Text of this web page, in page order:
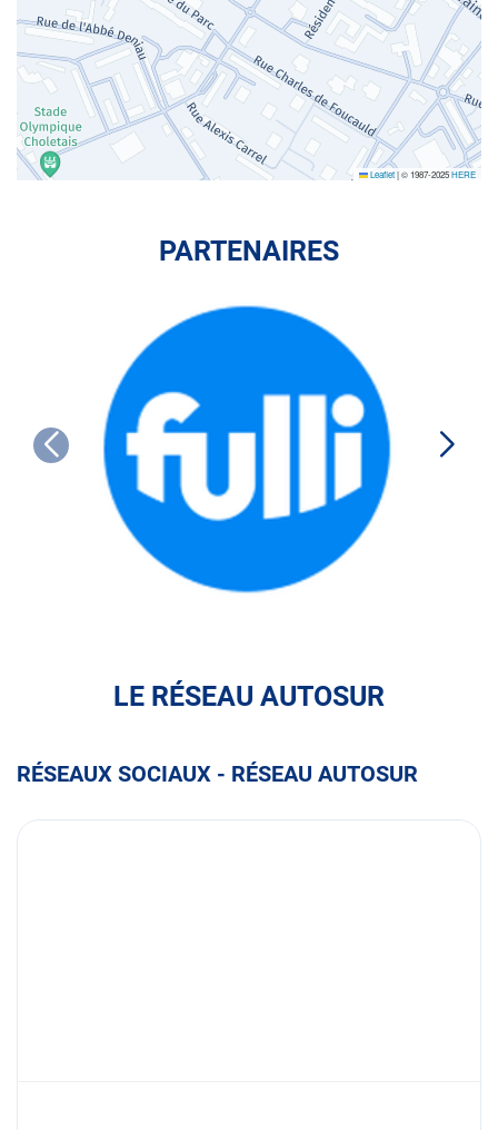
Leaflet|© 1987-2025HERE
PARTENAIRES
LE RÉSEAU AUTOSUR
RÉSEAUX SOCIAUX - RÉSEAU AUTOSUR